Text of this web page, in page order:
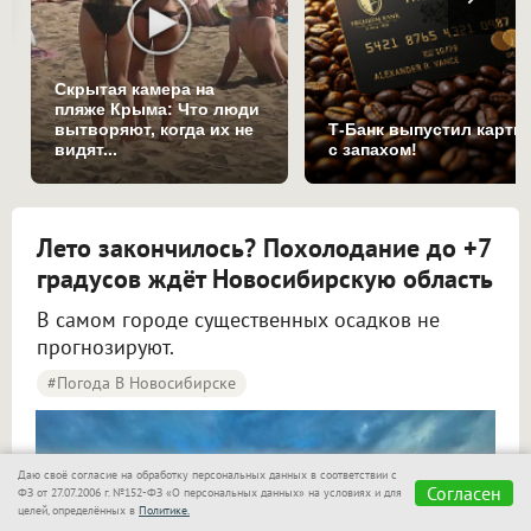
Скрытая камера на
пляже Крыма: Что люди
вытворяют, когда их не
видят...
Т-Банк выпустил карты
с запахом!
Лето закончилось? Похолодание до +7
градусов ждёт Новосибирскую область
В самом городе существенных осадков не
прогнозируют.
#Погода В Новосибирске
Даю своё согласие на обработку персональных данных в соответствии с
ФЗ от 27.07.2006 г. №152-ФЗ «О персональных данных» на условиях и для
целей, определённых в Политике.
Согласен